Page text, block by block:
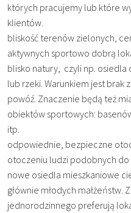
których pracujemy lub które
klientów.
bliskość terenów zielonych,
aktywnych sportowo dobrą
blisko natury, czyli np.
lub rzeki. Warunkiem jest brak
powóź. Znaczenie będą też
obiektów sportowych:
itp.
odpowiednie, bezpieczne
otoczeniu ludzi podobnych do
nowe osiedla mieszkaniowe
głównie młodych
jednorodzinnego preferują